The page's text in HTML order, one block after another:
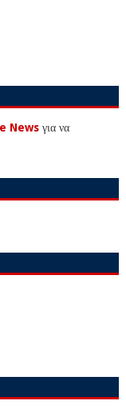
Newsγια να